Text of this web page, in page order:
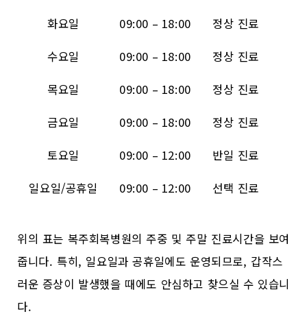
화요일
09:00 – 18:00
정상 진료
수요일
09:00 – 18:00
정상 진료
목요일
09:00 – 18:00
정상 진료
금요일
09:00 – 18:00
정상 진료
토요일
09:00 – 12:00
반일 진료
일요일/공휴일
09:00 – 12:00 선택 진료
위의 표는 복주회복병원의 주중 및 주말 진료시간을 보여
줍니다. 특히, 일요일과 공휴일에도 운영되므로, 갑작스
러운 증상이 발생했을 때에도 안심하고 찾으실 수 있습니
다.